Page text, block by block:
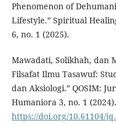
Phenomenon of
Lifestyle.” Spiritual
6, no. 1 (2025).
Mawadati, Solikhah, dan
Filsafat Ilmu Tasawuf:
dan Aksiologi.” QOSIM:
Humaniora 3, no. 1 (2024).
https://doi.org/10.61104/